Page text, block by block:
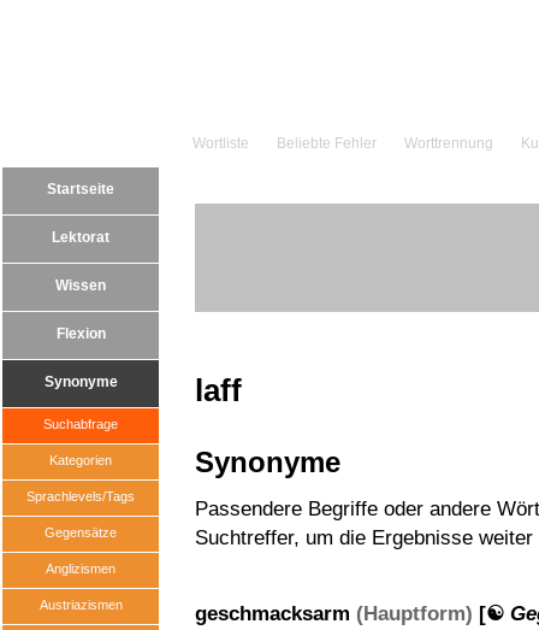
Wortliste Beliebte Fehler Worttrennung
Startseite
Lektorat
Wissen
Flexion
Synonyme
Suchabfrage
Kategorien
Sprachlevels/Tags
Gegensätze
Anglizismen
Austriazismen
laff
Synonyme
Passendere Begriffe oder andere
Suchtreffer, um die Ergebnisse
geschmacksarm (Hauptform) [☯